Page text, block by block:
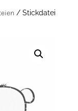
/ Stickdatei